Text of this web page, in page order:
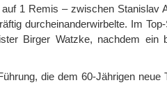
1 Remis – zwischen Stanislav
durcheinanderwirbelte. Im
Birger Watzke, nachdem ein
die dem 60-Jährigen neue